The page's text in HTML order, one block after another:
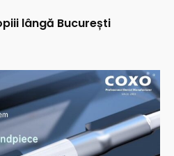
lângă București